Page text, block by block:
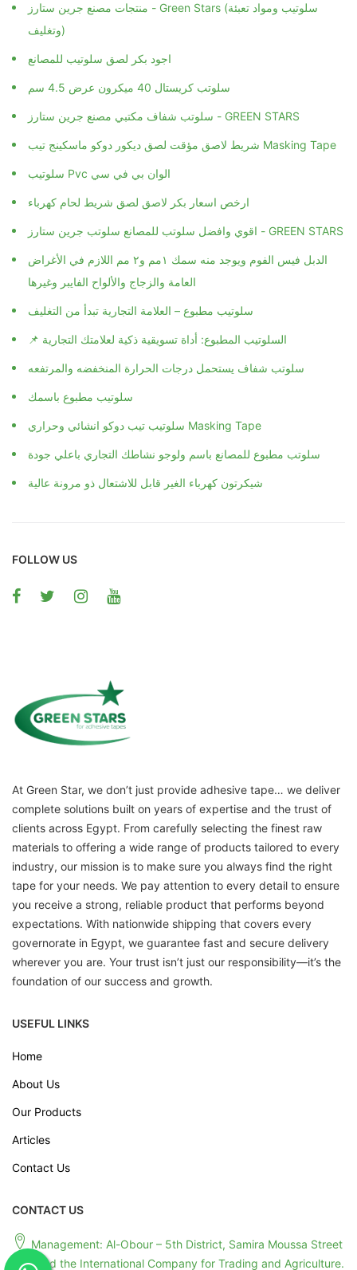
منتجات مصنع جرين ستارز - Green Stars (سلوتيب ومواد تعبئة
وتغليف)
اجود بكر لصق سلوتيب للمصانع
سلوتب كريستال 40 ميكرون عرض 4.5 سم
سلوتب شفاف مكتبي مصنع جرين ستارز - GREEN STARS
شريط لاصق مؤقت لصق ديكور دوكو ماسكينج تيب Masking Tape
سلوتيب Pvc الوان بي في سي
ارخص اسعار بكر لاصق لصق شريط لحام كهرباء
اقوي وافضل سلوتب للمصانع سلوتب جرين ستارز - GREEN STARS
الدبل فيس الفوم ويوجد منه سمك ١مم و٢ مم اللازم في الأغراض
العامة والزجاج والألواح الفايبر وغيرها
سلوتيب مطبوع – العلامة التجارية تبدأ من التغليف
📌 السلوتيب المطبوع: أداة تسويقية ذكية لعلامتك التجارية
سلوتب شفاف يستحمل درجات الحرارة المنخفضه والمرتفعه
سلوتيب مطبوع باسمك
سلوتيب تيب دوكو انشائي وحراري Masking Tape
سلوتب مطبوع للمصانع باسم ولوجو نشاطك التجاري باعلي جودة
شيكرتون كهرباء الغير قابل للاشتعال ذو مرونة عالية
FOLLOW US
At Green Star, we don’t just provide adhesive tape… we deliver
complete solutions built on years of expertise and the trust of
clients across Egypt. From carefully selecting the finest raw
materials to offering a wide range of products tailored to every
industry, our mission is to make sure you always find the right
tape for your needs. We pay attention to every detail to ensure
you receive a strong, reliable product that performs beyond
expectations. With nationwide shipping that covers every
governorate in Egypt, we guarantee fast and secure delivery
wherever you are. Your trust isn’t just our responsibility—it’s the
foundation of our success and growth.
USEFUL LINKS
Home
About Us
Our Products
Articles
Contact Us
CONTACT US
Management: Al-Obour – 5th District, Samira Moussa Street
– Behind the International Company for Trading and Agriculture.